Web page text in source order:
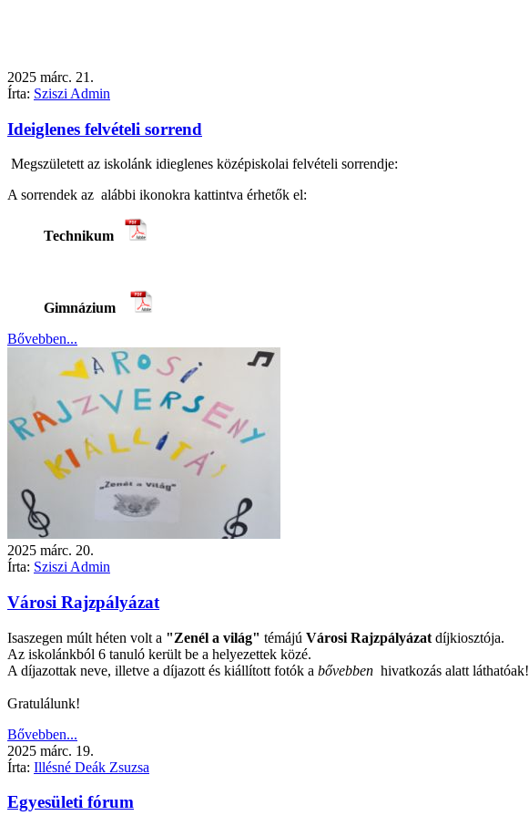
2025 márc. 21.
Írta: Sziszi Admin
Ideiglenes felvételi sorrend
Megszületett az iskolánk idieglenes középiskolai felvételi sorrendje:
A sorrendek az alábbi ikonokra kattintva érhetők el:
Technikum
Gimnázium
Bővebben...
2025 márc. 20.
Írta: Sziszi Admin
Városi Rajzpályázat
Isaszegen múlt héten volt a "Zenél a világ" témájú Városi Rajzpályázat díjkiosztója.
Az iskolánkból 6 tanuló került be a helyezettek közé.
A díjazottak neve, illetve a díjazott és kiállított fotók a bővebben hivatkozás alatt láthatóak!
Gratulálunk!
Bővebben...
2025 márc. 19.
Írta: Illésné Deák Zsuzsa
Egyesületi fórum